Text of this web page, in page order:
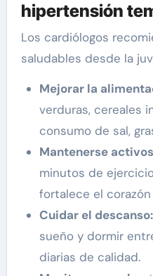
hipertensión
Los cardiólogos
saludables desde la
Mejorar la
verduras, cereales
consumo de sal,
Mantenerse
minutos de
fortalece el
Cuidar el descanso:
sueño y dormir
diarias de calidad.